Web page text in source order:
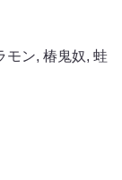
モン, 椿鬼奴, 蛙